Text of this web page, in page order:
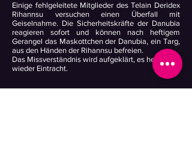
Einige fehlgeleitete Mitglieder des Telain Deridex
Rihannsu versuchen einen Überfall mit
Geiselnahme. Die Sicherheitskräfte der Danubia
reagieren sofort und können nach heftigem
Gerangel das Maskottchen der Danubia, ein Targ,
aus den Händen der Rihannsu befreien.
Das Missverständnis wird aufgeklärt, es herrscht
wieder Eintracht.